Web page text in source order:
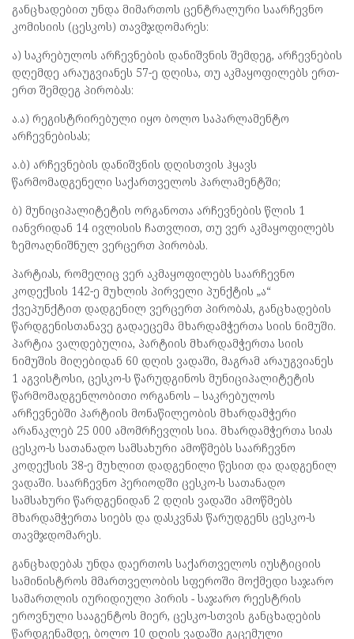
განცხადებით უნდა მიმართოს ცენტრალური საარჩევნო
კომისიის (ცესკოს) თავმჯდომარეს:
ა) საკრებულოს არჩევნების დანიშვნის შემდეგ, არჩევნების
დღემდე არაუგვიანეს 57-ე დღისა, თუ აკმაყოფილებს ერთ-
ერთ შემდეგ პირობას:
ა.ა) რეგისტრირებული იყო ბოლო საპარლამენტო
არჩევნებისას;
ა.ბ) არჩევნების დანიშვნის დღისთვის ჰყავს
წარმომადგენელი საქართველოს პარლამენტში;
ბ) მუნიციპალიტეტის ორგანოთა არჩევნების წლის 1
იანვრიდან 14 ივლისის ჩათვლით, თუ ვერ აკმაყოფილებს
ზემოაღნიშნულ ვერცერთ პირობას.
პარტიას, რომელიც ვერ აკმაყოფილებს საარჩევნო
კოდექსის 142-ე მუხლის პირველი პუნქტის „ა“
ქვეპუნქტით დადგენილ ვერცერთ პირობას, განცხადების
წარდგენისთანავე გადაეცემა მხარდამჭერთა სიის ნიმუში.
პარტია ვალდებულია, პარტიის მხარდამჭერთა სიის
ნიმუშის მიღებიდან 60 დღის ვადაში, მაგრამ არაუგვიანეს
1 აგვისტოსი, ცესკო-ს წარუდგინოს მუნიციპალიტეტის
წარმომადგენლობითი ორგანოს – საკრებულოს
არჩევნებში პარტიის მონაწილეობის მხარდამჭერი
არანაკლებ 25 000 ამომრჩევლის სია. მხარდამჭერთა სიას
ცესკო-ს სათანადო სამსახური ამოწმებს საარჩევნო
კოდექსის 38-ე მუხლით დადგენილი წესით და დადგენილ
ვადაში. საარჩევნო პერიოდში ცესკო-ს სათანადო
სამსახური წარდგენიდან 2 დღის ვადაში ამოწმებს
მხარდამჭერთა სიებს და დასკვნას წარუდგენს ცესკო-ს
თავმჯდომარეს.
განცხადებას უნდა დაერთოს საქართველოს იუსტიციის
სამინისტროს მმართველობის სფეროში მოქმედი საჯარო
სამართლის იურიდიული პირის − საჯარო რეესტრის
ეროვნული სააგენტოს მიერ, ცესკო-სთვის განცხადების
წარდგენამდე, ბოლო 10 დღის ვადაში გაცემული